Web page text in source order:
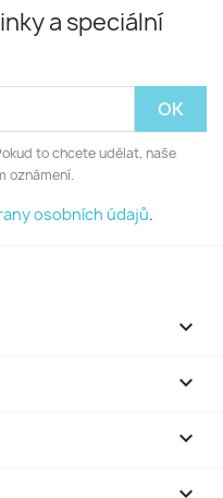
a speciální
to chcete udělat, naše
oznámení.
osobních údajů.


keyboard_arrow_down